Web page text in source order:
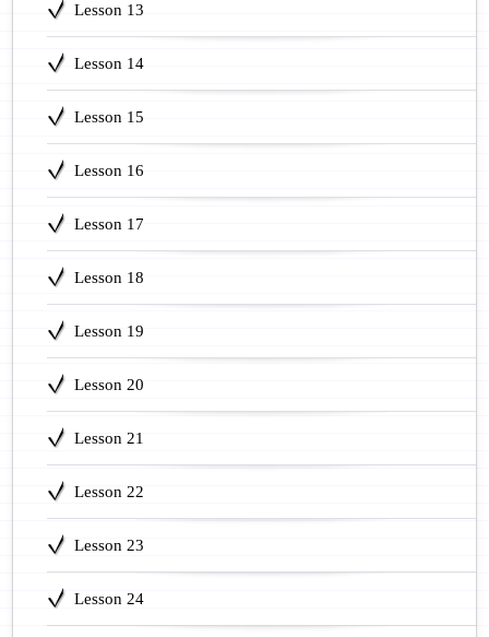
Lesson 13
Lesson 14
Lesson 15
Lesson 16
Lesson 17
Lesson 18
Lesson 19
Lesson 20
Lesson 21
Lesson 22
Lesson 23
Lesson 24